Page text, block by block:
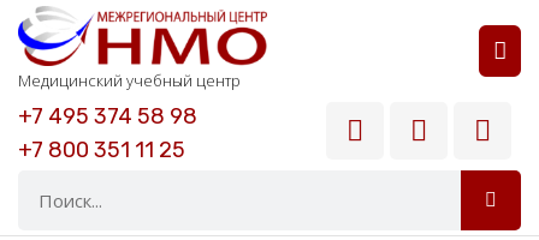
Медицинский учебный центр
+7 495 374 58 98
+7 800 351 11 25